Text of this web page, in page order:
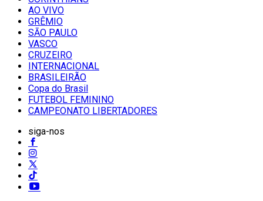
AO VIVO
GRÊMIO
SĀO PAULO
VASCO
CRUZEIRO
INTERNACIONAL
BRASILEIRÃO
Copa do Brasil
FUTEBOL FEMININO
CAMPEONATO LIBERTADORES
siga-nos